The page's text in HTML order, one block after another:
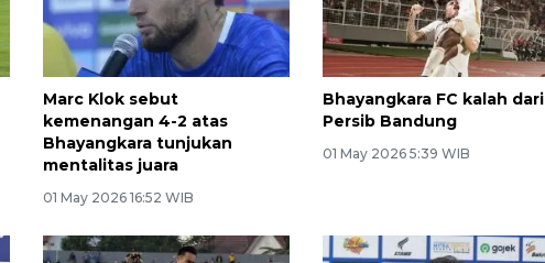
Marc Klok sebut
kemenangan 4-2 atas
Bhayangkara tunjukan
mentalitas juara
01 May 2026 16:52 WIB
Bhayangkara FC kalah dari
Persib Bandung
01 May 2026 5:39 WIB